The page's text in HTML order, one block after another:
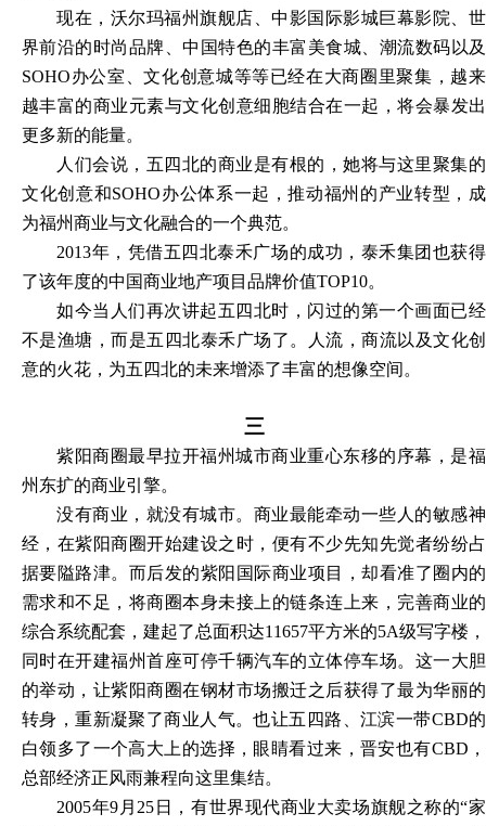
现在，沃尔玛福州旗舰店、中影国际影城巨幕影院、世
界前沿的时尚品牌、中国特色的丰富美食城、潮流数码以及
SOHO办公室、文化创意城等等已经在大商圈里聚集，越来
越丰富的商业元素与文化创意细胞结合在一起，将会暴发出
更多新的能量。
人们会说，五四北的商业是有根的，她将与这里聚集的
文化创意和SOHO办公体系一起，推动福州的产业转型，成
为福州商业与文化融合的一个典范。
2013年，凭借五四北泰禾广场的成功，泰禾集团也获得
了该年度的中国商业地产项目品牌价值TOP10。
如今当人们再次讲起五四北时，闪过的第一个画面已经
不是渔塘，而是五四北泰禾广场了。人流，商流以及文化创
意的火花，为五四北的未来增添了丰富的想像空间。
三
紫阳商圈最早拉开福州城市商业重心东移的序幕，是福
州东扩的商业引擎。
没有商业，就没有城市。商业最能牵动一些人的敏感神
经，在紫阳商圈开始建设之时，便有不少先知先觉者纷纷占
据要隘路津。而后发的紫阳国际商业项目，却看准了圈内的
需求和不足，将商圈本身未接上的链条连上来，完善商业的
综合系统配套，建起了总面积达11657平方米的5A级写字楼，
同时在开建福州首座可停千辆汽车的立体停车场。这一大胆
的举动，让紫阳商圈在钢材市场搬迁之后获得了最为华丽的
转身，重新凝聚了商业人气。也让五四路、江滨一带CBD的
白领多了一个高大上的选择，眼睛看过来，晋安也有CBD，
总部经济正风雨兼程向这里集结。
2005年9月25日，有世界现代商业大卖场旗舰之称的“家